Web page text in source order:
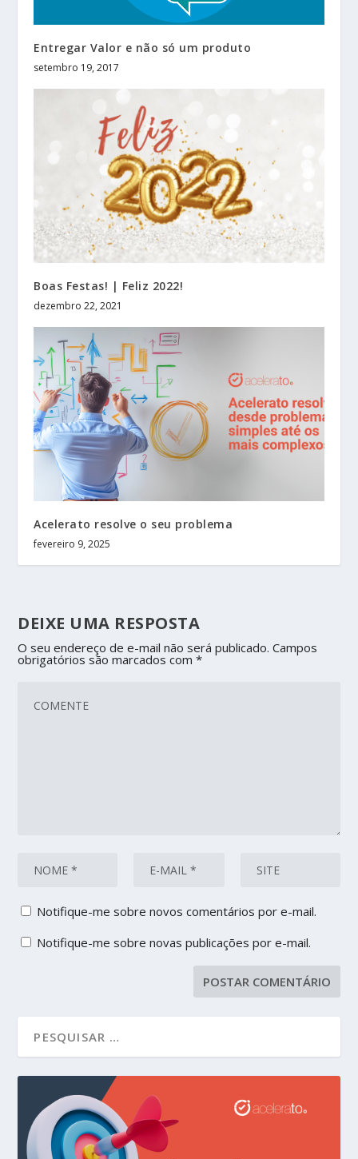
Entregar Valor e não só um produto
setembro 19, 2017
Boas Festas! | Feliz 2022!
dezembro 22, 2021
Acelerato resolve o seu problema
fevereiro 9, 2025
DEIXE UMA RESPOSTA
O seu endereço de e-mail não será publicado. Campos
obrigatórios são marcados com*
Notifique-me sobre novos comentários por e-mail.
Notifique-me sobre novas publicações por e-mail.